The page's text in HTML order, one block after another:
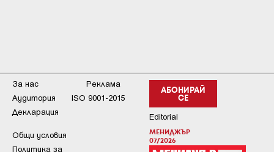
АБОНИРАЙ
СЕ
Editorial
МЕНИДЖЪР
07/2026
За нас
Реклама
Аудитория
ISO 9001-2015
Декларация
Общи условия
Пoлитикa зa